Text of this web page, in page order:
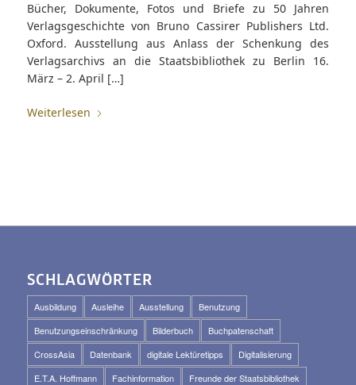
Bücher, Dokumente, Fotos und Briefe zu 50 Jahren
Verlagsgeschichte von Bruno Cassirer Publishers Ltd.
Oxford. Ausstellung aus Anlass der Schenkung des
Verlagsarchivs an die Staatsbibliothek zu Berlin 16.
März – 2. April […]
Weiterlesen
SCHLAGWÖRTER
Ausbildung Ausleihe Ausstellung
Benutzung
Benutzungseinschränkung
Bilderbuch
Buchpatenschaft
CrossAsia
Datenbank digitale Lektüretipps
Digitalisierung
E.T.A. Hoffmann
Fachinformation
Freunde der Staatsbibliothek